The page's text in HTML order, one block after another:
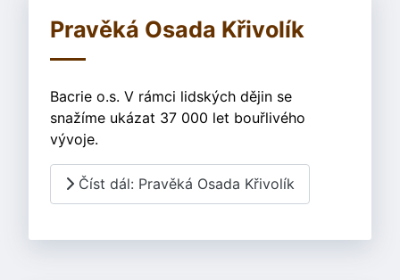
Pravěká Osada Křivolík
Bacrie o.s. V rámci lidských dějin se
snažíme ukázat 37 000 let bouřlivého
vývoje.
Číst dál: Pravěká Osada Křivolík